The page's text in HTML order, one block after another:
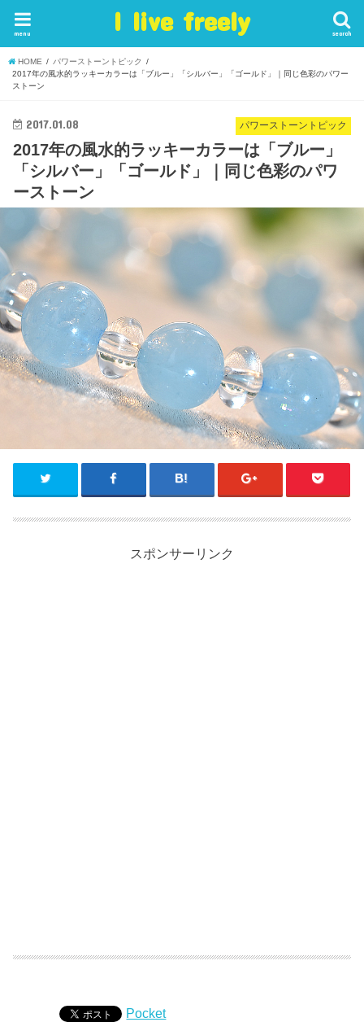
I live freely search
menu
HOME
パワーストーントピック
2017年の風水的ラッキーカラーは「ブルー」「シルバー」「ゴールド」｜同じ色彩のパワー
ストーン
パワーストーントピック
2017.01.08
2017年の風水的ラッキーカラーは「ブルー」
「シルバー」「ゴールド」｜同じ色彩のパワ
ーストーン
スポンサーリンク
Pocket